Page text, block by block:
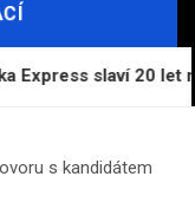
slaví 20 let na trhu
s kandidátem